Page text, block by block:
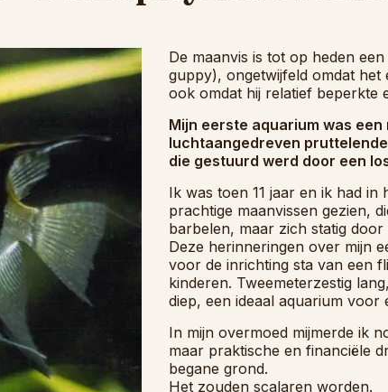
De maanvis is tot op heden
guppy), ongetwijfeld omdat het
ook omdat hij relatief beperkte
Mijn eerste aquarium was
luchtaangedreven
die gestuurd werd door een
Ik was toen 11 jaar en ik had in
prachtige maanvissen gezien,
barbelen, maar zich statig
Deze herinneringen over mijn
voor de inrichting sta van een
kinderen. Tweemeterzestig
diep, een ideaal aquarium voor
In mijn overmoed mijmerde ik
maar praktische en financiële
begane grond.
Het zouden scalaren worden.